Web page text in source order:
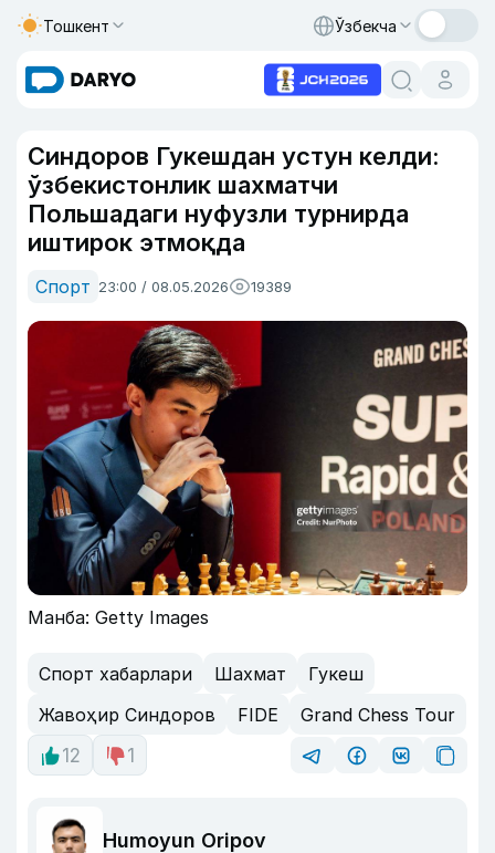
Тошкент Ўзбекча
Синдоров Гукешдан устун келди:
ўзбекистонлик шахматчи
Польшадаги нуфузли турнирда
иштирок этмоқда
Спорт 23:00 / 08.05.2026 19389
Манба: Getty Images
Спорт хабарлари Шахмат
Гукеш
Жавоҳир Синдоров
FIDE
Grand Chess Tour
12
1
Humoyun Oripov